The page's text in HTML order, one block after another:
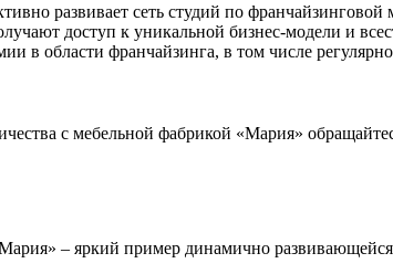
развивает сеть студий по
доступ к уникальной бизнес-модели и
в области франчайзинга, в том числе
с мебельной фабрикой «Мария»
– яркий пример динамично